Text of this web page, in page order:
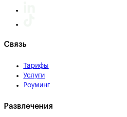
Связь
Тарифы
Услуги
Роуминг
Развлечения